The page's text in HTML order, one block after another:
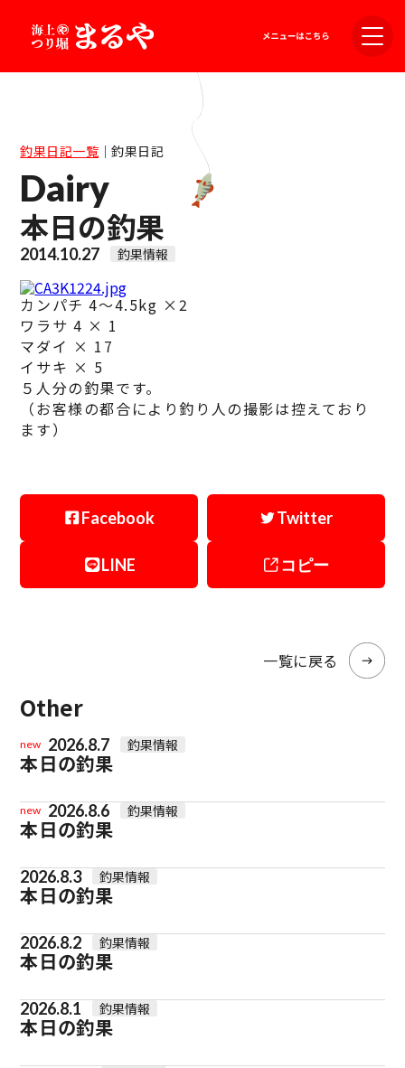
釣果日記一覧｜釣果日記
Dairy
本日の釣果
2014.10.27 釣果情報
カンパチ 4〜4.5kg ×2
ワラサ 4 × 1
マダイ × 17
イサキ × 5
５人分の釣果です。
（お客様の都合により釣り人の撮影は控えており
ます）
Facebook Twitter
LINE コピー
一覧に戻る
Other
new 2026.8.7 釣果情報
本日の釣果
new 2026.8.6 釣果情報
本日の釣果
2026.8.3 釣果情報
本日の釣果
2026.8.2 釣果情報
本日の釣果
2026.8.1 釣果情報
本日の釣果